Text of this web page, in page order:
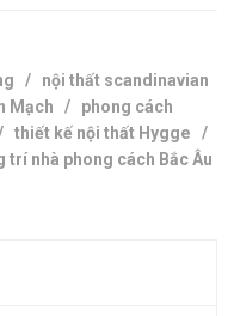
/ nội thất scandinavian
Mạch / phong cách
thiết kế nội thất Hygge /
trí nhà phong cách Bắc Âu